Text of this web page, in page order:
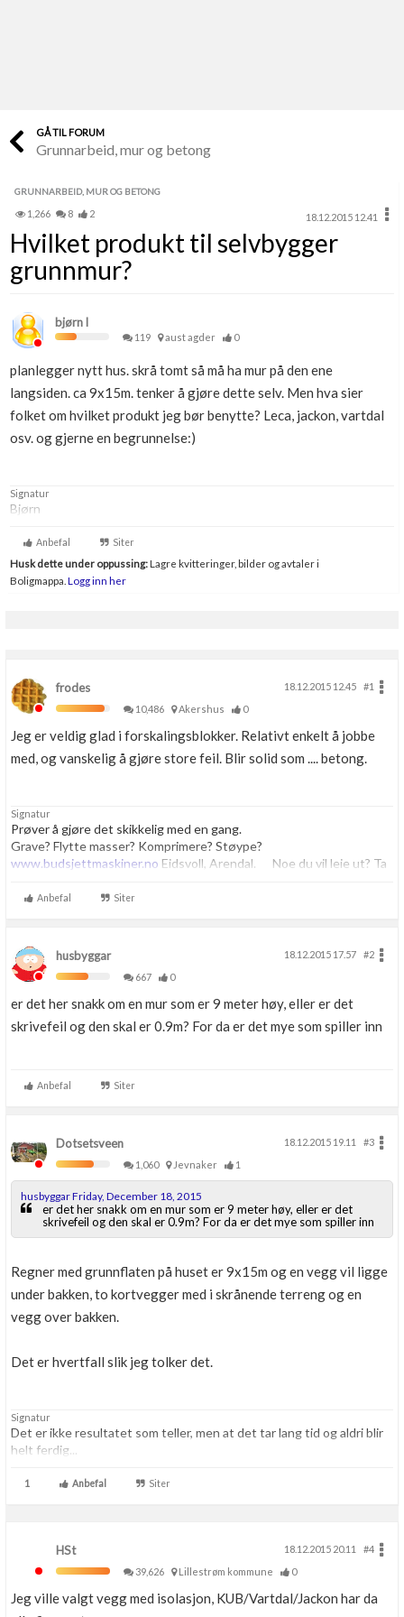
Finn håndverkere
Papirer som mangler
Skaff dokumentasjon som mangler
Se din bolig? Klikk her
Boligmappa+
Få mer ut av Boligmappa
GÅ TIL FORUM
Grunnarbeid, mur og betong
GRUNNARBEID, MUR OG BETONG
1,266 8 2 18.12.2015 12.41
Hvilket produkt til selvbygger
grunnmur?
bjørn l
119 aust agder 0
planlegger nytt hus. skrå tomt så må ha mur på den ene
langsiden. ca 9x15m. tenker å gjøre dette selv. Men hva sier
folket om hvilket produkt jeg bør benytte? Leca, jackon, vartdal
osv. og gjerne en begrunnelse:)
Signatur
Bjørn
Anbefal Siter
Husk dette under oppussing:Lagre kvitteringer, bilder og avtaler i
Boligmappa. Logg inn her
frodes 18.12.2015 12.45
#1
10,486
Akershus 0
Jeg er veldig glad i forskalingsblokker. Relativt enkelt å jobbe
med, og vanskelig å gjøre store feil. Blir solid som .... betong.
Signatur
Prøver å gjøre det skikkelig med en gang.
Grave? Flytte masser? Komprimere? Støype?
www.budsjettmaskiner.no Eidsvoll, Arendal. Noe du vil leie ut? Ta
Anbefal Siter
husbyggar 18.12.2015 17.57
#2
667
0
er det her snakk om en mur som er 9 meter høy, eller er det
skrivefeil og den skal er 0.9m? For da er det mye som spiller inn
Anbefal Siter
Dotsetsveen 18.12.2015 19.11
#3
1,060
Jevnaker 1
husbyggar Friday, December 18, 2015
er det her snakk om en mur som er 9 meter høy, eller er det
skrivefeil og den skal er 0.9m? For da er det mye som spiller inn
Regner med grunnflaten på huset er 9x15m og en vegg vil ligge
under bakken, to kortvegger med i skrånende terreng og en
vegg over bakken.
Det er hvertfall slik jeg tolker det.
Signatur
Det er ikke resultatet som teller, men at det tar lang tid og aldri blir
helt ferdig...
1 Anbefal Siter
HSt 18.12.2015 20.11
#4
39,626
Lillestrøm kommune 0
Jeg ville valgt vegg med isolasjon, KUB/Vartdal/Jackon har da